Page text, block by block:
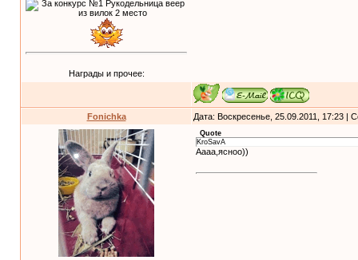
Награды и прочее:
Fonichka Дата: Воскресенье, 25.09.2011, 17:23 |
Quote
KroSavA
Аааа,ясноо))